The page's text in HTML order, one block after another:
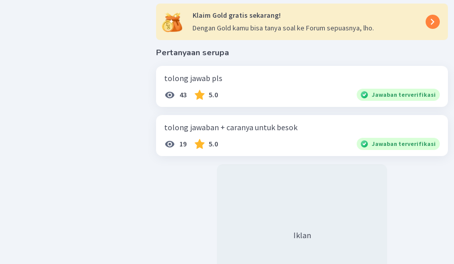
Klaim Gold gratis sekarang!
Dengan Gold kamu bisa tanya soal ke Forum sepuasnya, lho.
Pertanyaan serupa
tolong jawab pls
43 5.0 Jawaban terverifikasi
tolong jawaban + caranya untuk besok
19 5.0 Jawaban terverifikasi
Iklan